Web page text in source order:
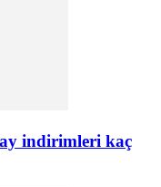
indirimleri kaç